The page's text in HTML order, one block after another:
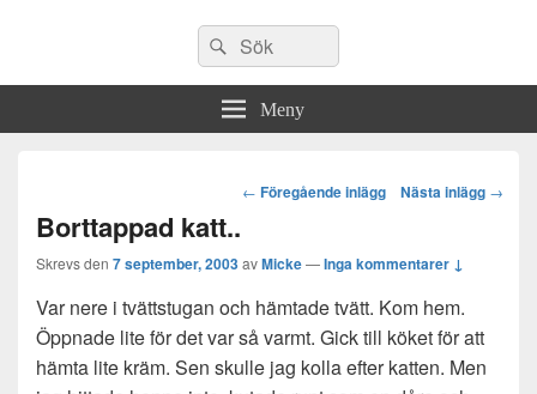
Sök
efter:
Sök
Meny
Post
← Föregående inlägg Nästa inlägg →
Borttappad katt..
Skrevs den 7 september, 2003avMicke—Inga kommentarer ↓
Var nere i tvättstugan och hämtade tvätt. Kom hem.
Öppnade lite för det var så varmt. Gick till köket för att
hämta lite kräm. Sen skulle jag kolla efter katten. Men